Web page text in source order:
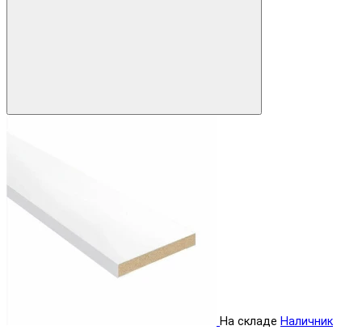
На складе Наличник